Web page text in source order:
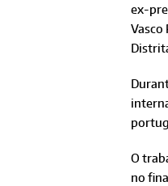
ex-
Vasco
O
no